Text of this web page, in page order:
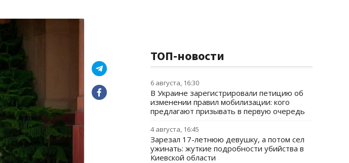
ТОП-новости
6 августа, 16:30
В Украине зарегистрировали петицию об
изменении правил мобилизации: кого
предлагают призывать в первую очередь
4 августа, 16:45
Зарезал 17-летнюю девушку, а потом сел
ужинать: жуткие подробности убийства в
Киевской области